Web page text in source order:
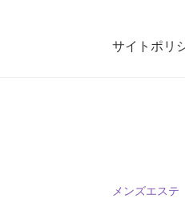
ス
ッ
サイトポリ
メンズエス